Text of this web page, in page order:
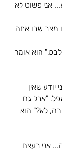
אני פשוט לא
מצב שבו אתה
הוא אומר
יודע שאין
"אבל גם
לא?" הוא
אני בעצם